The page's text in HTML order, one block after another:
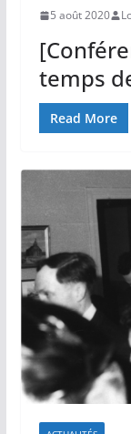
5 août 2020
temps
Read More